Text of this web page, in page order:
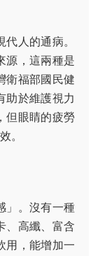
人的通病。
源，這兩種是
衛福部國民健
助於維護視力
但眼睛的疲勞
。
」。沒有一種
、高纖、富含
用，能增加一